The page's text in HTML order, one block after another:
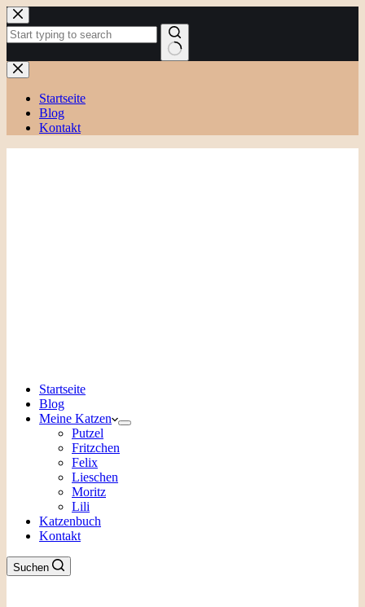
Zum
Inhalt
springen
Keine
Ergebnisse
Startseite
Blog
Kontakt
Startseite
Blog
Meine Katzen
Putzel
Fritzchen
Felix
Lieschen
Moritz
Lili
Katzenbuch
Kontakt
Suchen